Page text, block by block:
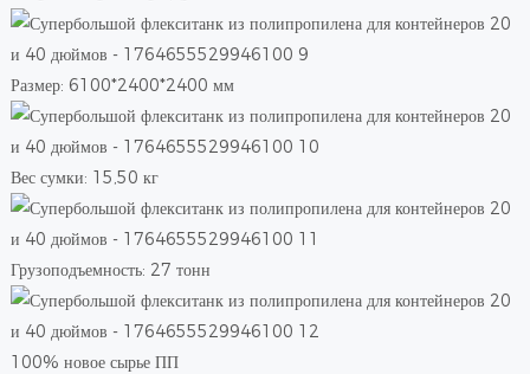
Размер: 6100*2400*2400 мм
Вес сумки: 15,50 кг
Грузоподъемность: 27 тонн
100% новое сырье ПП